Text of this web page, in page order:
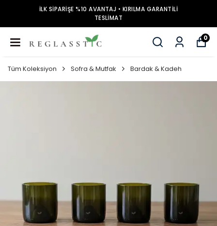
İLK SİPARİŞE %10 AVANTAJ • KIRILMA GARANTİLİ
TESLİMAT
0
Tüm Koleksiyon Sofra & Mutfak Bardak & Kadeh